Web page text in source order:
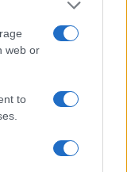
web or
to